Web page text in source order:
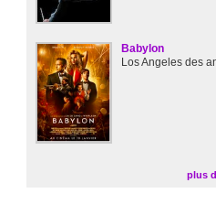
Babylon
Los Angeles des
plus